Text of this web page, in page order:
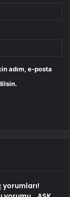
adım, e-posta
yorumları!